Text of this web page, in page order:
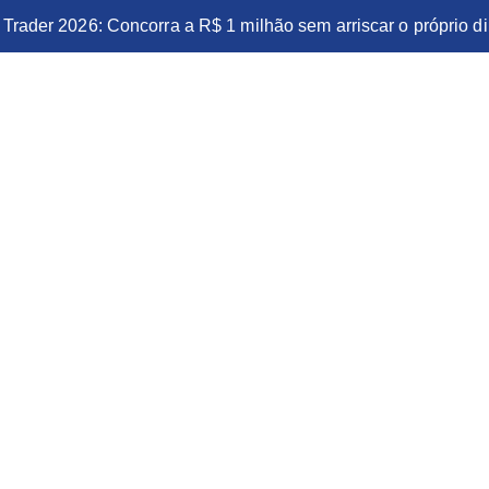
2026: Concorra a R$ 1 milhão sem arriscar o próprio